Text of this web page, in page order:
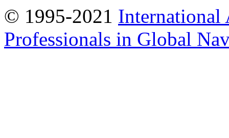
© 1995-2021 International
Professionals in Global